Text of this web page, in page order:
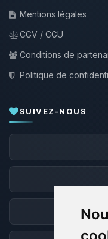
Mentions légales
CGV / CGU
Conditions de
Politique de
SUIVEZ-NOUS